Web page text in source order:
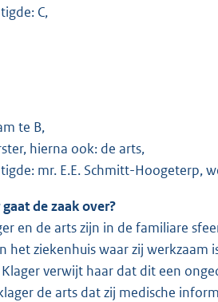
C,
te B,
hierna ook: de arts,
mr. E.E. Schmitt-Hoogeterp,
gaat de zaak over?
en de arts zijn in de familiare
het ziekenhuis waar zij
Klager verwijt haar dat dit een
de arts dat zij medische